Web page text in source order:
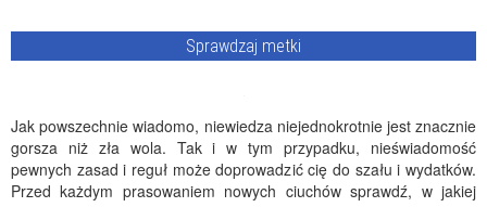
Sprawdzaj metki
Jak powszechnie wiadomo, niewiedza niejednokrotnie jest znacznie
gorsza niż zła wola. Tak i w tym przypadku, nieświadomość
pewnych zasad i reguł może doprowadzić cię do szału i wydatków.
Przed każdym prasowaniem nowych ciuchów sprawdź, w jakiej